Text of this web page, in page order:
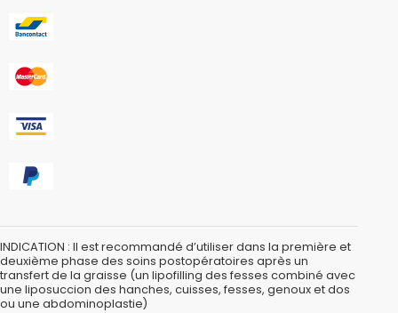
INDICATION : Il est recommandé d’utiliser dans la première et
deuxième phase des soins postopératoires après un
transfert de la graisse (un lipofilling des fesses combiné avec
une liposuccion des hanches, cuisses, fesses, genoux et dos
ou une abdominoplastie)